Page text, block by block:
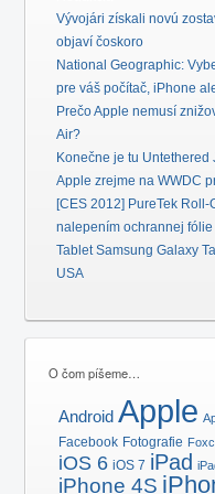
Vývojári získali novú
objaví čoskoro
National Geographic:
pre váš počítač, iPhone
Prečo Apple nemusí
Air?
Konečne je tu
Apple zrejme na WWDC
[CES 2012] PureTek
nalepením ochrannej
Tablet Samsung Galaxy
USA
O čom píšeme…
Android Apple
Facebook Fotografie
iOS 6 iOS 7 iPad
iPhone 4S